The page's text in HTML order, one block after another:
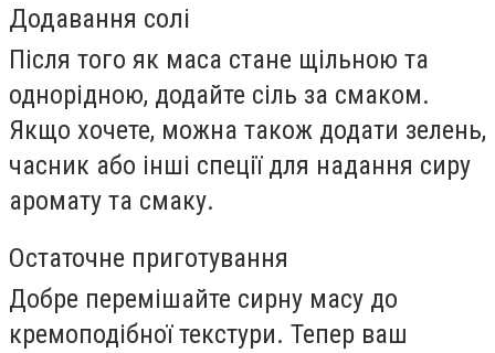
Додавання солі
Після того як маса стане щільною та
однорідною, додайте сіль за смаком.
Якщо хочете, можна також додати зелень,
часник або інші спеції для надання сиру
аромату та смаку.
Остаточне приготування
Добре перемішайте сирну масу до
кремоподібної текстури. Тепер ваш